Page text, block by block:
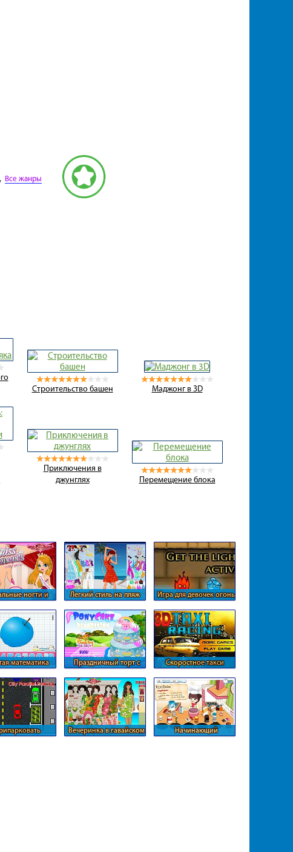
, Все жанры
Строительство башен Маджонг в 3D
Приключения в
джунглях
Перемещение блока
ногти и
Легкий стиль на пляж
Игра для девочек огонь
математика
Праздничный торт с
Скоростное такси
Вечеринка в гавайском
Начинающий